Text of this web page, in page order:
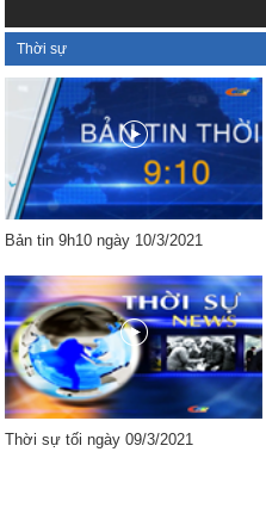
Thời sự
Bản tin 9h10 ngày 10/3/2021
Thời sự tối ngày 09/3/2021